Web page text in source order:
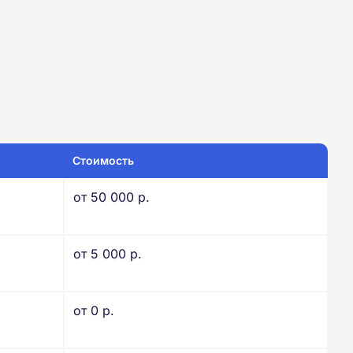
Стоимость
от 50 000 р.
от 5 000 р.
от 0 р.